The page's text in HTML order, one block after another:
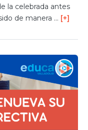
la celebrada antes
de manera … [+]